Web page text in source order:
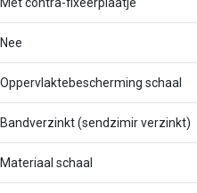
Nee
Oppervlaktebescherming schaal
Bandverzinkt (sendzimir verzinkt)
Materiaal schaal